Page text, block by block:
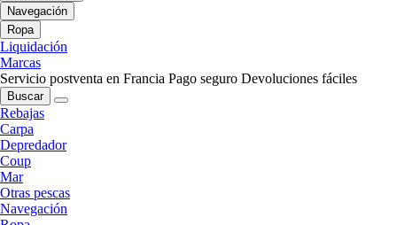
Navegación
Ropa
Liquidación
Marcas
Servicio postventa en Francia Pago seguro Devoluciones fáciles
Buscar
Rebajas
Carpa
Depredador
Coup
Mar
Otras pescas
Navegación